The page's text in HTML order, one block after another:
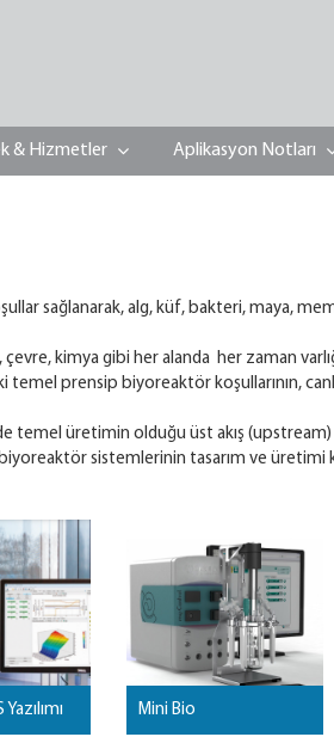
& Hizmetler Aplikasyon Notları
sağlanarak, alg, küf, bakteri, maya,
kimya gibi her alanda her zaman
prensip biyoreaktör koşullarının,
temel üretimin olduğu üst akış
sistemlerinin tasarım ve
Mini Bio